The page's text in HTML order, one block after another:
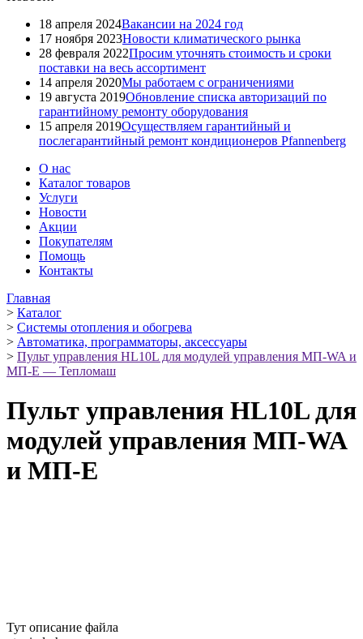
18 апреля 2024Вакансии на 2024 год
17 ноября 2023Новости климатического рынка
28 февраля 2022Просим уточнять стоимость и сроки
поставки на весь ассортимент
14 апреля 2020Мы работаем с ограничениями
19 августа 2019Обновление списка авторизаций по
гарантийному ремонту оборудования
15 апреля 2019Осуществляем гарантийный и
послегарантийный ремонт кондиционеров Pfannenberg
О нас
Каталог товаров
Услуги
Новости
Акции
Покупателям
Помощь
Контакты
Главная
> Каталог
> Системы отопления и обогрева
> Автоматика, программаторы, аксессуары
> Пульт управления HL10L для модулей управления МП-WA и
МП-Е — Тепломаш
Пульт управления HL10L для
модулей управления МП-WA
и МП-Е
Тут описание файла